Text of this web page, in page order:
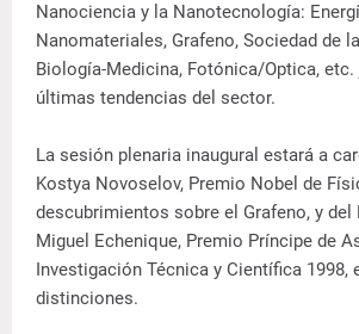
Nanociencia y la Nanotecnología:
Nanomateriales, Grafeno, Sociedad de
Biología-Medicina, Fotónica/Optica,
últimas tendencias del sector.
La sesión plenaria inaugural estará a
Kostya Novoselov, Premio Nobel de
descubrimientos sobre el Grafeno, y del
Miguel Echenique, Premio Príncipe de
Investigación Técnica y Científica 1998,
distinciones.